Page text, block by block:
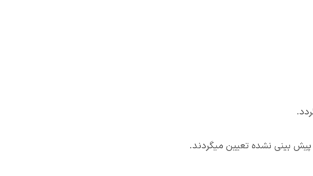
پیش بینی نشده تعیین میگردند.